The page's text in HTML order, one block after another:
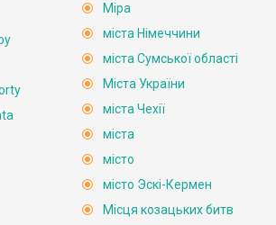
Міра
міста Німеччини
міста Сумської області
Міста України
міста Чехії
міста
місто
місто Эскі-Кермен
Місця козацьких битв